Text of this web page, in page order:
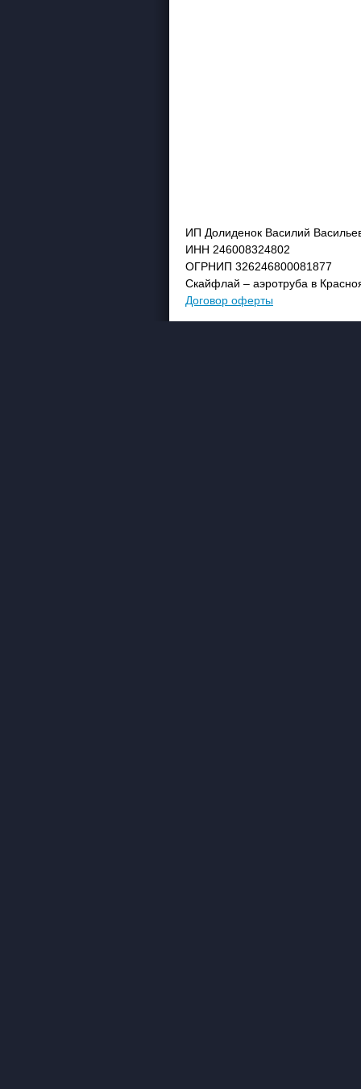
ИП Долиденок Василий
ИНН 246008324802
ОГРНИП 326246800081877
Скайфлай – аэротруба в
Договор оферты